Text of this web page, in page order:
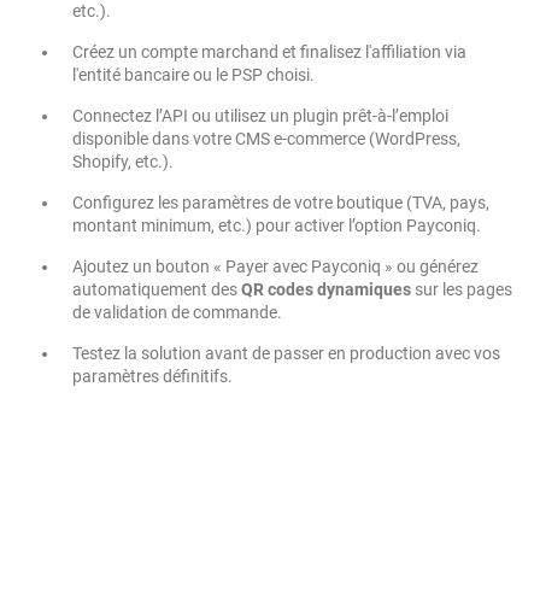
etc.).
Créez un compte marchand et finalisez l'affiliation via
l'entité bancaire ou le PSP choisi.
Connectez l’API ou utilisez un plugin prêt-à-l’emploi
disponible dans votre CMS e-commerce (WordPress,
Shopify, etc.).
Configurez les paramètres de votre boutique (TVA, pays,
montant minimum, etc.) pour activer l’option Payconiq.
Ajoutez un bouton « Payer avec Payconiq » ou générez
automatiquement desQR codes dynamiques sur les pages
de validation de commande.
Testez la solution avant de passer en production avec vos
paramètres définitifs.